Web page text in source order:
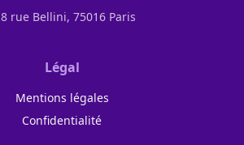
8 rue Bellini, 75016 Paris
Légal
Mentions légales
Confidentialité